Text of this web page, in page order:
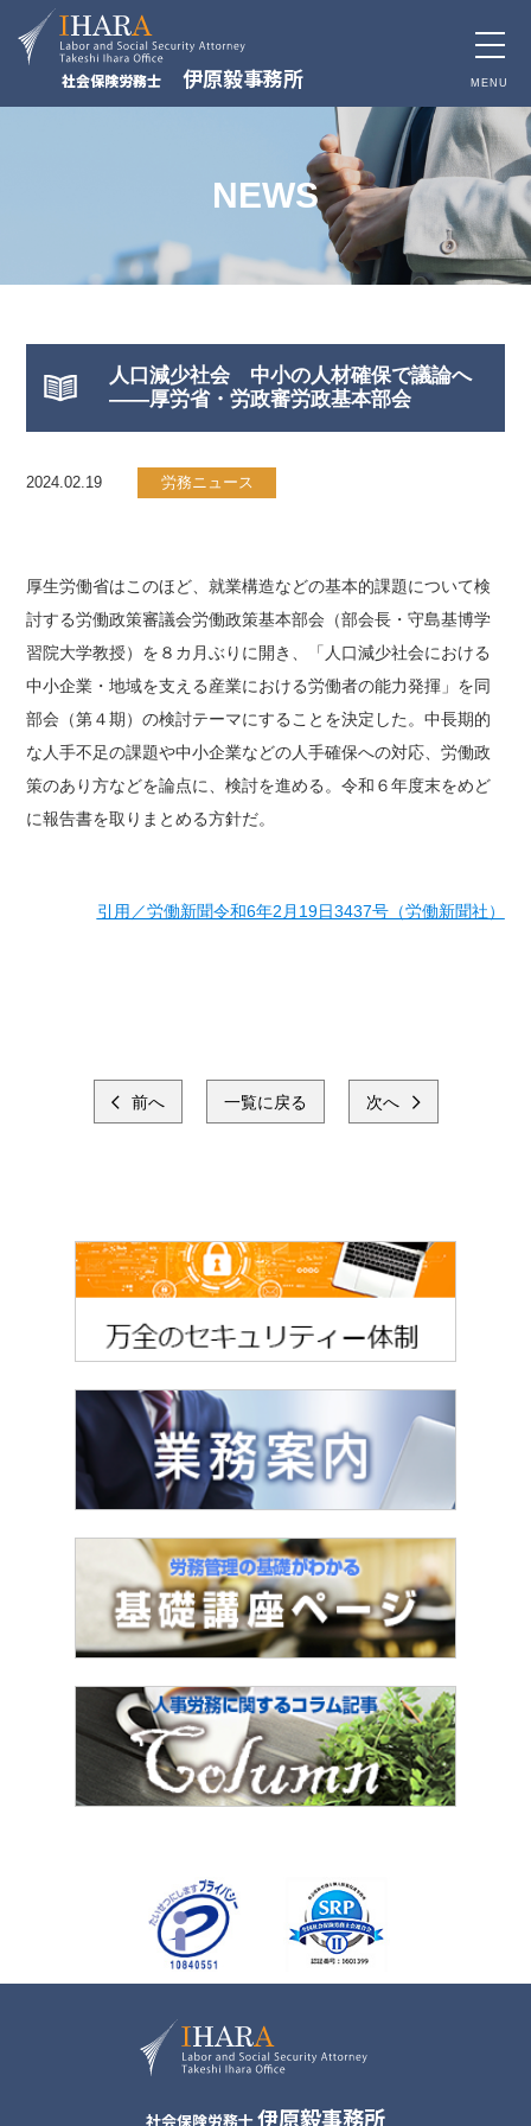
toggle
MENU
社会保険労務士 伊原毅事務所
NEWS
人口減少社会 中小の人材確保で議論へ
――厚労省・労政審労政基本部会
2024.02.19 労務ニュース
厚生労働省はこのほど、就業構造などの基本的課題について検
討する労働政策審議会労働政策基本部会（部会長・守島基博学
習院大学教授）を８カ月ぶりに開き、「人口減少社会における
中小企業・地域を支える産業における労働者の能力発揮」を同
部会（第４期）の検討テーマにすることを決定した。中長期的
な人手不足の課題や中小企業などの人手確保への対応、労働政
策のあり方などを論点に、検討を進める。令和６年度末をめど
に報告書を取りまとめる方針だ。
引用／労働新聞令和6年2月19日3437号（労働新聞社）
前へ 一覧に戻る 次へ
社会保険労務士伊原毅事務所